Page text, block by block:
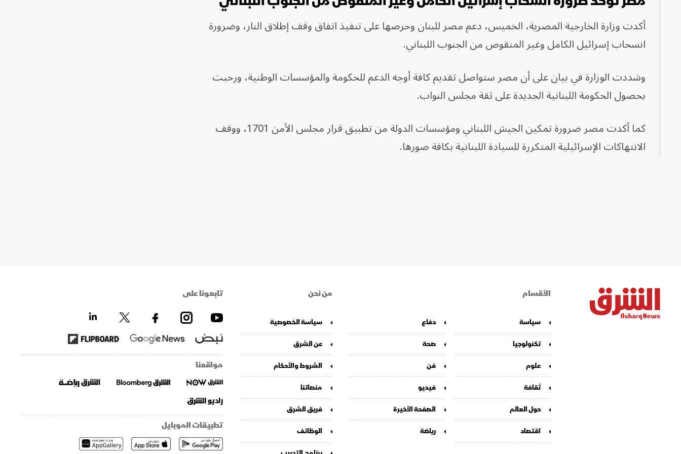
أكدت وزارة الخارجية المصرية، الخميس، دعم مصر للبنان وحرصها على تنفيذ اتفاق وقف إطلاق النار، وضرورة
انسحاب إسرائيل الكامل وغير المنقوص من الجنوب اللبناني.
وشددت الوزارة في بيان على أن مصر ستواصل تقديم كافة أوجه الدعم للحكومة والمؤسسات الوطنية، ورحبت
بحصول الحكومة اللبنانية الجديدة على ثقة مجلس النواب.
كما أكدت مصر ضرورة تمكين الجيش اللبناني ومؤسسات الدولة من تطبيق قرار مجلس الأمن 1701، ووقف
الانتهاكات الإسرائيلية المتكررة للسيادة اللبنانية بكافة صورها.
الأقسام
سياسة
دفاع
تكنولوجيا
صحة
علوم
فن
ثقافة
فيديو
حول العالم
الصفحة الأخيرة
اقتصاد
رياضة
من نحن
سياسة الخصوصية
عن الشرق
الشروط والأحكام
منصاتنا
فريق الشرق
الوظائف
تابعونا على
مواقعنا
تطبيقات الموبايل